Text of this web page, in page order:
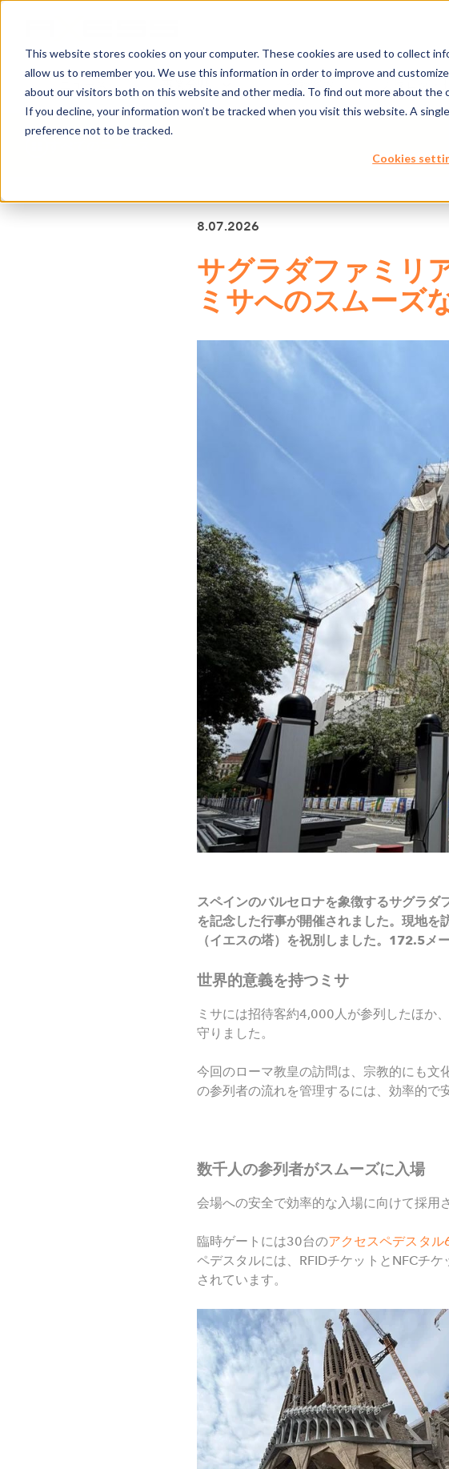
This website stores cookies on your computer. These cookies are used to collect
allow us to remember you. We use this information in order to improve and
about our visitors both on this website and other media. To find out more about the
If you decline, your information won’t be tracked when you visit this website. A
preference not to be tracked.
Cookies
ニュース 事業分野 会社案内 カタログ・
8.07.2026
サグラダファミリ
ミサへのスムーズ
スペインのバルセロナを象徴するサグラ
を記念した行事が開催されました。現地
（イエスの塔）を祝別しました。172.5メ
世界的意義を持つミサ
ミサには招待客約4,000人が参列したほか
守りました。
今回のローマ教皇の訪問は、宗教的にも文
の参列者の流れを管理するには、効率的で
数千人の参列者がスムーズに入場
会場への安全で効率的な入場に向けて採用
臨時ゲートには30台のアクセスペデスタル
ペデスタルには、 RFIDチケットと NFCチケ
されています。